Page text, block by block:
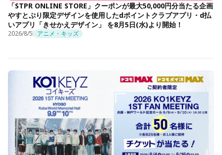
「STPR ONLINE STORE」クーポンが最大50,000円分当たる企画
やすとぷり限定デザインを使用したdポイントクラブアプリ・d払
いアプリ「きせかえデザイン」 を8月5日(水)より開始！
2026/8/5 アニメ・キッズ